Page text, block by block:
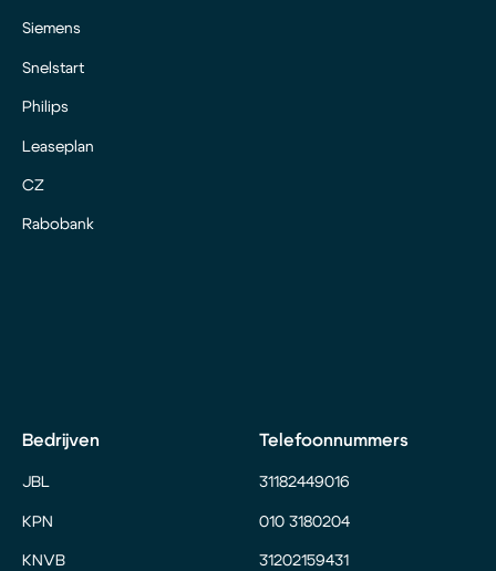
Siemens
Snelstart
Philips
Leaseplan
CZ
Rabobank
Bedrijven
JBL
KPN
KNVB
Telefoonnummers
31182449016
010 3180204
31202159431